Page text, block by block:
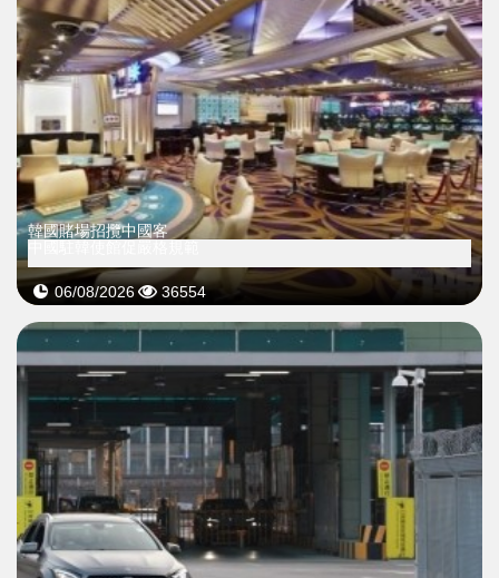
韓國賭場招攬中國客
06/08/2026 36554